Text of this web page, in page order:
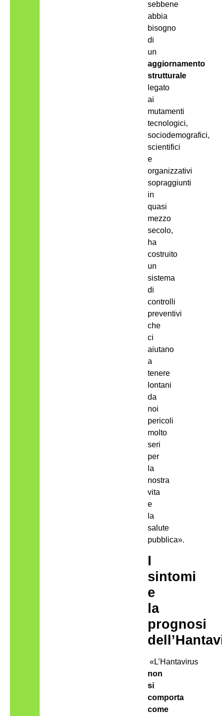
sebbene
abbia
bisogno
di
un
aggiornamento
strutturale
legato
ai
mutamenti
tecnologici,
sociodemografici,
scientifici
e
organizzativi
sopraggiunti
in
quasi
mezzo
secolo,
ha
costruito
un
sistema
di
controlli
preventivi
che
ci
aiutano
a
tenere
lontani
da
noi
pericoli
molto
seri
per
la
nostra
vita
e
la
salute
pubblica».
I
sintomi
e
la
prognosi
«L’Hantavirus
non
si
comporta
come